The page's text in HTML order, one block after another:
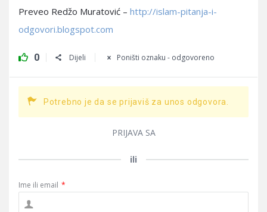
Preveo Redžo Muratović – http://islam-pitanja-i-
odgovori.blogspot.com
0 Dijeli Poništi oznaku - odgovoreno
Potrebno je da se prijaviš za unos odgovora.
PRIJAVA SA
ili
Ime ili email *